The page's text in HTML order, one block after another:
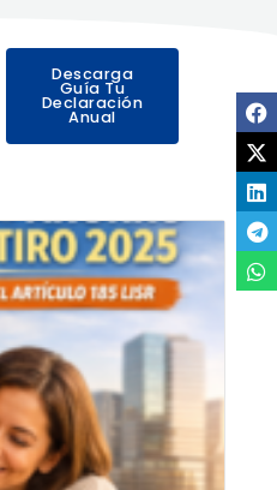
Descarga
Guía Tu
Declaración
Anual